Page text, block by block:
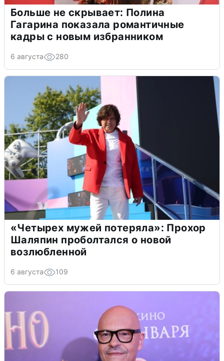
Больше не скрывает: Полина
Гагарина показала романтичные
кадры с новым избранником
6 августа 280
«Четырех мужей потеряла»: Прохор
Шаляпин проболтался о новой
возлюбленной
6 августа 109